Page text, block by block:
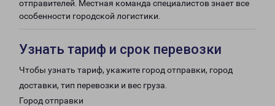
отправителей. Местная команда специалистов знает все
особенности городской логистики.
Узнать тариф и срок перевозки
Чтобы узнать тариф, укажите город отправки, город
доставки, тип перевозки и вес груза.
Город отправки